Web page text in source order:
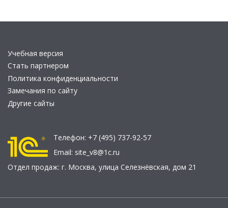
Учебная версия
Стать партнером
Политика конфиденциальности
Замечания по сайту
Другие сайты
Телефон: +7 (495) 737-92-57
Email: site_v8@1c.ru
Отдел продаж: г. Москва, улица Селезнёвская, дом 21